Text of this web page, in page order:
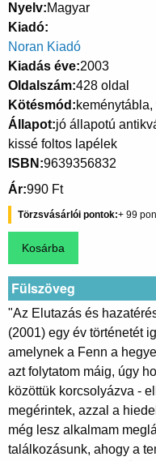
Nyelv Magyar
Kiadó
Noran Kiadó
Kiadás éve 2003
Oldalszám 428 oldal
Kötésmód
Állapot jó állapotú
kissé foltos lapélek
ISBN 9639356832
Ár 990 Ft
Törzsvásárlói pontok 99
Fülszöveg
"Az Elutazás és
(2001) egy év történetét
amelynek a Fenn a
azt folytatom máig, úgy
közöttük korcsolyázva -
megérintek, azzal a
még lesz alkalmam
találkozásunk, ahogy a